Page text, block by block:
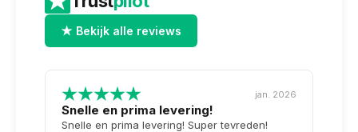
★ Bekijk alle reviews
jan. 2026
Snelle en prima levering!
Snelle en prima levering! Super tevreden!